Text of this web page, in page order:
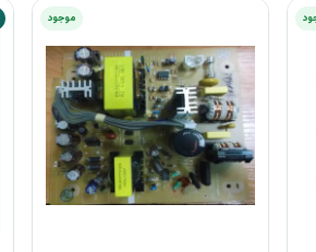
موجود